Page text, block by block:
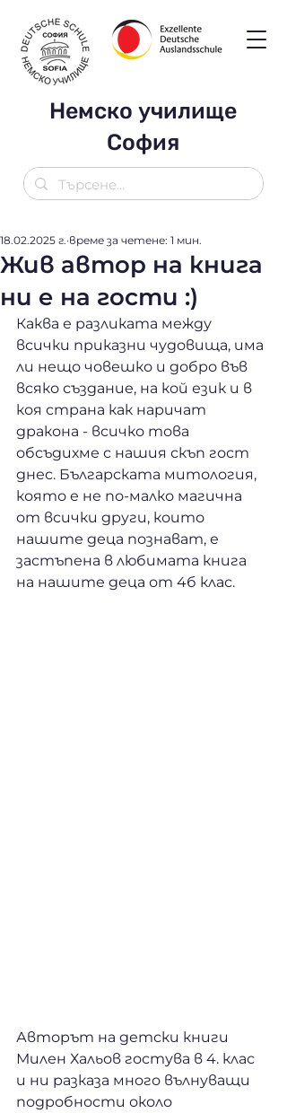
Немско училище
София
Жив автор на книга
ни е на гости :)
18.02.2025 г. време за четене: 1 мин.
Каква е разликата между
всички приказни чудовища, има
ли нещо човешко и добро във
всяко създание, на кой език и в
коя страна как наричат
дракона - всичко това
обсъдихме с нашия скъп гост
днес. Българската митология,
която е не по-малко магична
от всички други, които
нашите деца познават, е
застъпена в любимата книга
на нашите деца от 4б клас.
Авторът на детски книги
Милен Хальов гостува в 4. клас
и ни разказа много вълнуващи
подробности около